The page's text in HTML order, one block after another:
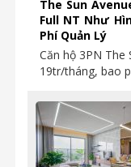
The Sun
Full NT Như
Phí Quản Lý
Căn hộ 3PN The
19tr/tháng, bao